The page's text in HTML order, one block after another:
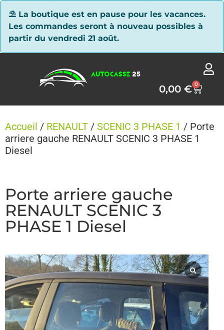
⛱ La boutique est en pause pour les vacances.
Les commandes seront à nouveau possibles à
partir du vendredi 21 août.
0,00€ 0
Accueil / RENAULT / SCENIC 3 PHASE 1 / Porte
arriere gauche RENAULT SCENIC 3 PHASE 1
Diesel
Porte arriere gauche
RENAULT SCENIC 3
PHASE 1 Diesel
Panneau de gestion des cookies